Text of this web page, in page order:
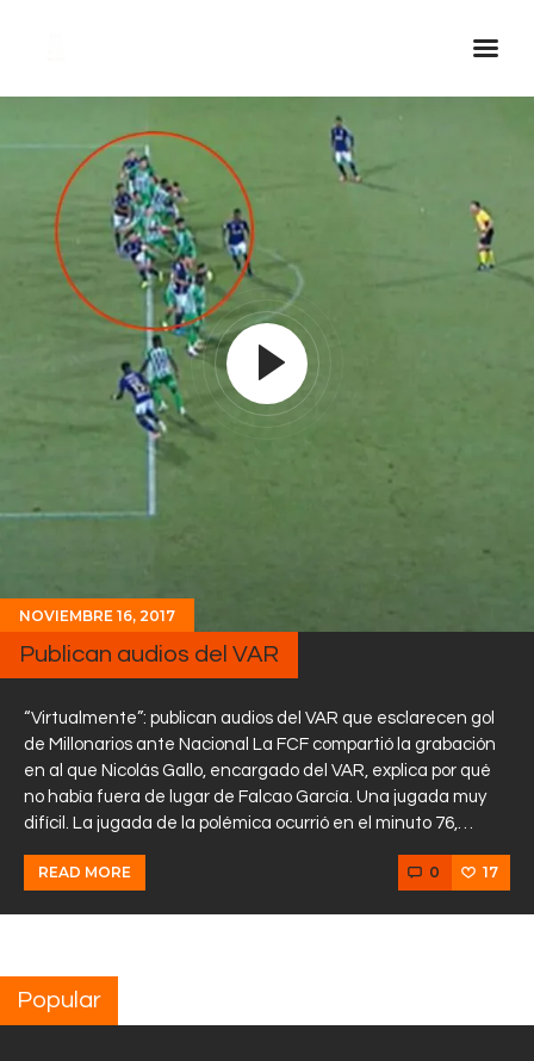
Inicio Real FM
Streaming
En Vivo
Descarga La APP
Programas
Noticias
Equipo
Sobre Nosotros
Contactos
NOVIEMBRE 16, 2017
Publican audios del VAR
“Virtualmente”: publican audios del VAR que esclarecen gol
de Millonarios ante Nacional La FCF compartió la grabación
en al que Nicolás Gallo, encargado del VAR, explica por qué
no había fuera de lugar de Falcao García. Una jugada muy
difícil. La jugada de la polémica ocurrió en el minuto 76,…
READ MORE 0 17
Popular